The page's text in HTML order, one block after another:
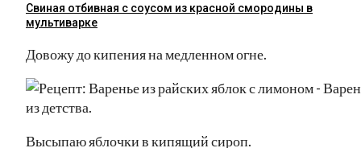
Свиная отбивная с соусом из красной смородины в
мультиварке
Довожу до кипения на медленном огне.
Высыпаю яблочки в кипящий сироп.